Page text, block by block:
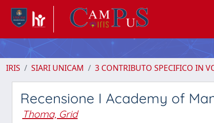
IRIS SIARI UNICAM 3 CONTRIBUTO SPECIFICO IN
Recensione I Academy of
Thoma, Grid